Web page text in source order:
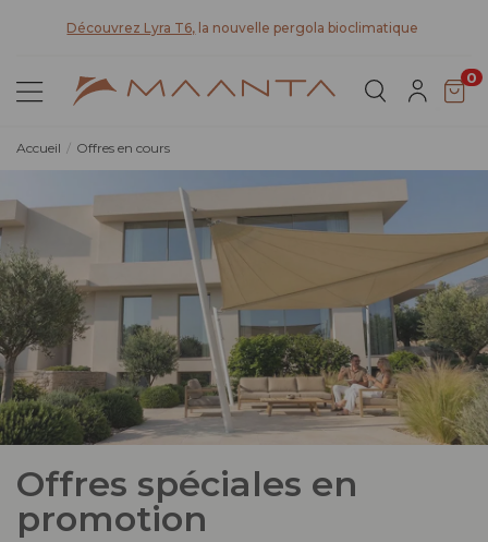
Découvrez Lyra T6, la nouvelle pergola bioclimatique
0
Accueil Offres en cours
Offres spéciales en
promotion